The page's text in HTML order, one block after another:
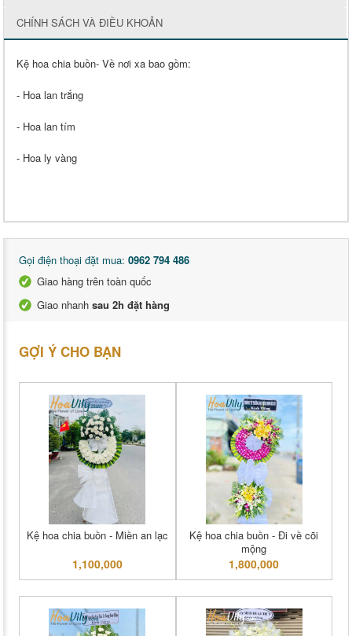
CHÍNH SÁCH VÀ ĐIỀU KHOẢN
Kệ hoa chia buồn- Về nơi xa bao gồm:
- Hoa lan trắng
- Hoa lan tím
- Hoa ly vàng
Gọi điện thoại đặt mua: 0962 794 486
Giao hàng trên toàn quốc
Giao nhanh sau 2h đặt hàng
GỢI Ý CHO BẠN
Kệ hoa chia buồn - Miền an lạc
1,100,000
Kệ hoa chia buồn - Đi về cõi
mộng
1,800,000